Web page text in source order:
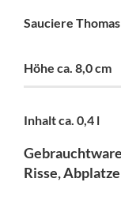
Sauciere
Höhe ca. 8,0 cm
Inhalt ca. 0,4 l
Risse,